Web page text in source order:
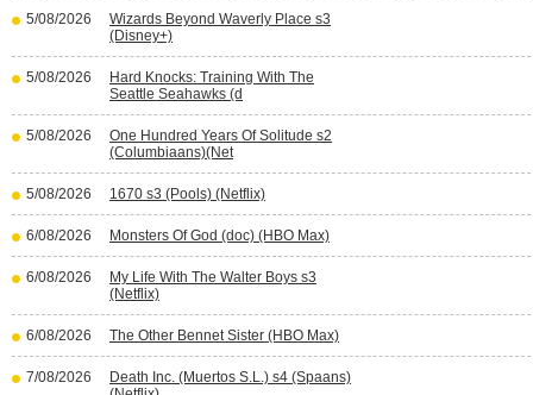
5/08/2026
Wizards Beyond Waverly Place s3
(Disney+)
5/08/2026
Hard Knocks: Training With The
Seattle Seahawks (d
5/08/2026
One Hundred Years Of Solitude s2
(Columbiaans)(Net
5/08/2026 1670 s3 (Pools) (Netflix)
6/08/2026 Monsters Of God (doc) (HBO Max)
6/08/2026
My Life With The Walter Boys s3
(Netflix)
6/08/2026 The Other Bennet Sister (HBO Max)
7/08/2026
Death Inc. (Muertos S.L.) s4 (Spaans)